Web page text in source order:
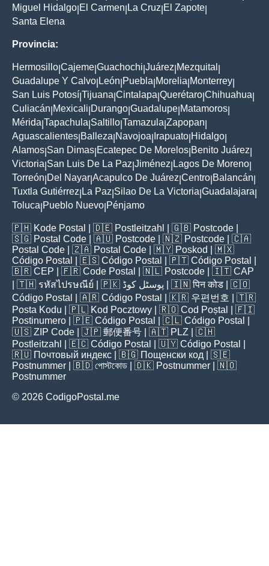
Miguel Hidalgo El Carmen La Cruz El Zapote
Santa Elena
Provincia:
Hermosillo Cajeme Guachochi Juárez Mezquital
Guadalupe Y Calvo León Puebla Morelia Monterrey
San Luis Potosí Tijuana Cintalapa Querétaro Chihuahua
Culiacán Mexicali Durango Guadalupe Matamoros
Mérida Tapachula Saltillo Tamazula Zapopan
Aguascalientes Balleza Navojoa Irapuato Hidalgo
Alamos San Dimas Ecatepec De Morelos Benito Juárez
Victoria San Luis De La Paz Jiménez Lagos De Moreno
Torreón Del Nayar Acapulco De Juárez Centro Balancán
Tuxtla Gutiérrez La Paz Silao De La Victoria Guadalajara
Toluca Pueblo Nuevo Pénjamo
🇵🇭 Kode Postal | 🇩🇪 Postleitzahl | 🇬🇧 Postcode
🇸🇬 Postal Code | 🇦🇺 Postcode | 🇳🇿 Postcode | 🇨🇦
Postal Code | 🇿🇦 Postal Code | 🇲🇾 Poskod
| 🇲🇽
Código Postal
| 🇪🇸 Código Postal | 🇵🇹 Código Postal
🇧🇷 CEP | 🇫🇷 Code Postal | 🇳🇱 Postcode | 🇮🇹 CAP
| 🇹🇭 รหัสไปรษณีย์ | 🇵🇰 پوسٹل کوڈ | 🇮🇳पिन कोड | 🇨🇴
Código Postal
| 🇦🇷 Código Postal | 🇰🇷 우편번호
| 🇹🇷
Posta Kodu | 🇵🇱 Kod Pocztowy | 🇷🇴 Cod Poștal
| 🇫🇮
Postinumero | 🇵🇪 Código Postal | 🇨🇱 Código Postal
🇺🇸 ZIP Code | 🇯🇵 郵便番号 | 🇦🇹 PLZ | 🇨🇭
Postleitzahl
| 🇪🇨 Código Postal | 🇺🇾 Código Postal
🇷🇺 Почтовый индекс | 🇧🇬 Пощенски код | 🇸🇪
Postnummer | 🇧🇩 পোস্টকোড | 🇩🇰 Postnummer | 🇳🇴
Postnummer
© 2026 CodigoPostal.me